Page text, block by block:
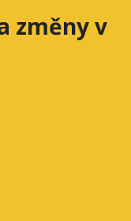
změny v